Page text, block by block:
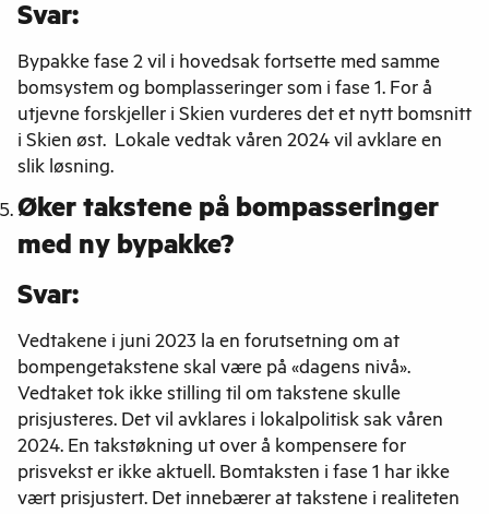
Svar:
Bypakke fase 2 vil i hovedsak fortsette med samme
bomsystem og bomplasseringer som i fase 1. For å
utjevne forskjeller i Skien vurderes det et nytt bomsnitt
i Skien øst. Lokale vedtak våren 2024 vil avklare en
slik løsning.
Øker takstene på bompasseringer
med ny bypakke?
Svar:
Vedtakene i juni 2023 la en forutsetning om at
bompengetakstene skal være på «dagens nivå».
Vedtaket tok ikke stilling til om takstene skulle
prisjusteres. Det vil avklares i lokalpolitisk sak våren
2024. En takstøkning ut over å kompensere for
prisvekst er ikke aktuell. Bomtaksten i fase 1 har ikke
vært prisjustert. Det innebærer at takstene i realiteten